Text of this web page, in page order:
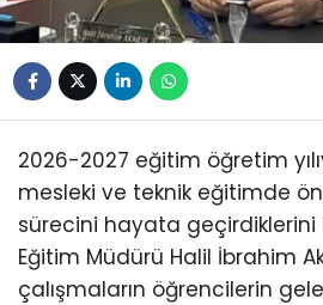
2026-2027 eğitim öğretim
mesleki ve teknik eğitimde
sürecini hayata geçirdiklerini
Eğitim Müdürü Halil İbrahim
çalışmaların öğrencilerin